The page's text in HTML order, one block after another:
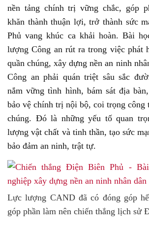
nền tảng chính trị vững chắc, góp
khăn thành thuận lợi, trở thành sức
Phủ vang khúc ca khải hoàn. Bài
lượng Công an rút ra trong việc phát
quần chúng, xây dựng nền an ninh
Công an phải quán triệt sâu sắc
nắm vững tình hình, bám sát địa
bảo vệ chính trị nội bộ, coi trọng công
chúng. Đó là những yếu tố quan
lượng vật chất và tinh thần, tạo sức
bảo đảm an ninh, trật tự.
Lực lượng CAND đã có đóng góp
góp phần làm nên chiến thắng lịch sử